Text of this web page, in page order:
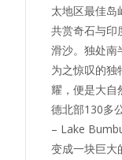
太地区最佳岛
共赏奇石与印
滑沙。独处南
为之惊叹的独
耀，便是大自
德北部130多
– Lake
变成一块巨大